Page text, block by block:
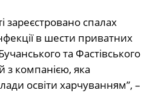
зареєстровано спалах
в шести приватних
та Фастівського
з компанією, яка
освіти харчуванням”, –